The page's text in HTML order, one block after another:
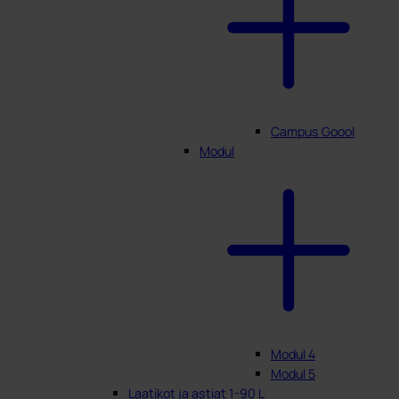
Campus Goool
Modul
Modul 4
Modul 5
Laatikot ja astiat 1-90 L